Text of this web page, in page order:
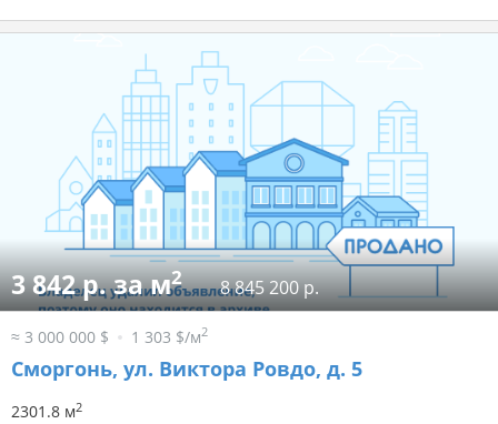
3 842 р. за м2 8 845 200 р.
≈ 3 000 000 $ 1 303 $/м2
Сморгонь, ул. Виктора Ровдо, д. 5
2301.8 м2